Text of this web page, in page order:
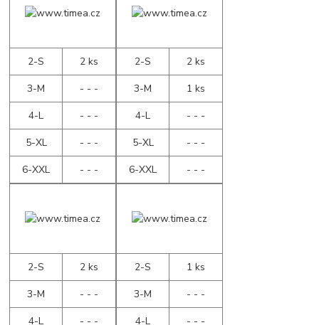
2-S
2 ks
3-M
- - -
4-L
- - -
5-XL
- - -
6-XXL
- - -
2-S
2 ks
3-M
1 ks
4-L
- - -
5-XL
- - -
6-XXL
- - -
2-S
2 ks
3-M
- - -
4-L
- - -
2-S
1 ks
3-M
- - -
4-L
- - -